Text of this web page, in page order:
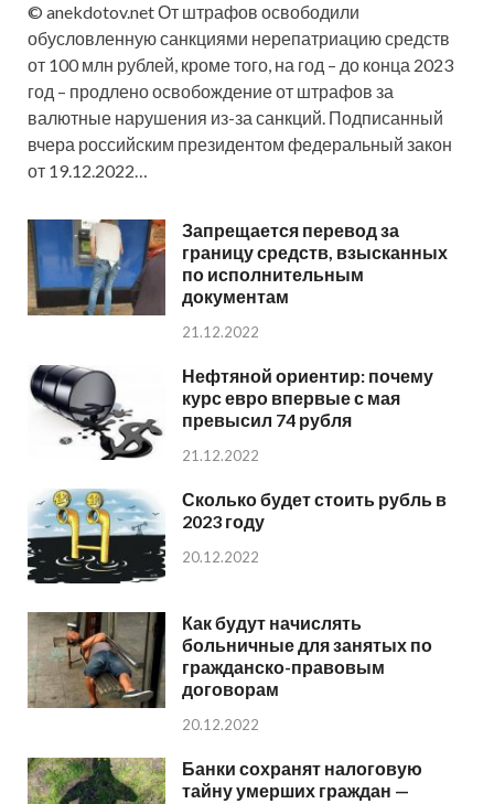
© anekdotov.net От штрафов освободили
обусловленную санкциями нерепатриацию средств
от 100 млн рублей, кроме того, на год – до конца 2023
год – продлено освобождение от штрафов за
валютные нарушения из-за санкций. Подписанный
вчера российским президентом федеральный закон
от 19.12.2022…
Запрещается перевод за
границу средств, взысканных
по исполнительным
документам
21.12.2022
Нефтяной ориентир: почему
курс евро впервые с мая
превысил 74 рубля
21.12.2022
Сколько будет стоить рубль в
2023 году
20.12.2022
Как будут начислять
больничные для занятых по
гражданско-правовым
договорам
20.12.2022
Банки сохранят налоговую
тайну умерших граждан —